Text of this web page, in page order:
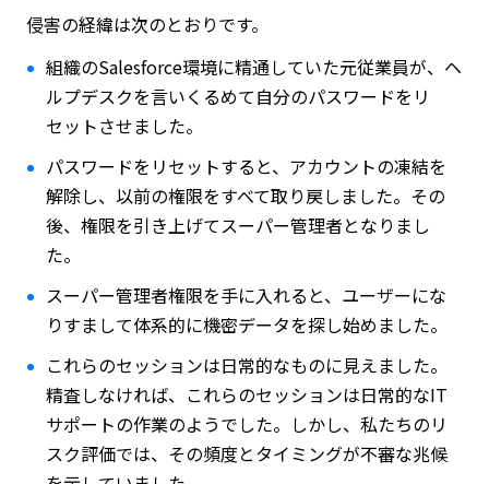
侵害の経緯は次のとおりです。
組織のSalesforce環境に精通していた元従業員が、ヘ
ルプデスクを言いくるめて自分のパスワードをリ
セットさせました。
パスワードをリセットすると、アカウントの凍結を
解除し、以前の権限をすべて取り戻しました。その
後、権限を引き上げてスーパー管理者となりまし
た。
スーパー管理者権限を手に入れると、ユーザーにな
りすまして体系的に機密データを探し始めました。
これらのセッションは日常的なものに見えました。
精査しなければ、これらのセッションは日常的なIT
サポートの作業のようでした。しかし、私たちのリ
スク評価では、その頻度とタイミングが不審な兆候